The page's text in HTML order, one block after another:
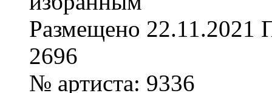
Размещено 22.11.2021
2696
№ артиста: 9336